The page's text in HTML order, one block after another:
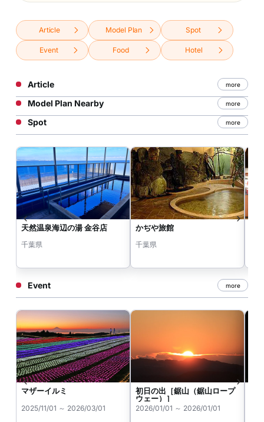
Article Model Plan Spot
Event Food Hotel
Article more
Model Plan Nearby more
Spot more
天然温泉海辺の湯 金谷店
千葉県
かぢや旅館
千葉県
Event more
マザーイルミ
2025/11/01 ～ 2026/03/01
初日の出［鋸山（鋸山ロープ
ウェー）］
2026/01/01 ～ 2026/01/01